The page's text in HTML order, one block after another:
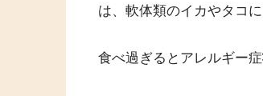
は、軟体類のイカやタコ
食べ過ぎるとアレルギー